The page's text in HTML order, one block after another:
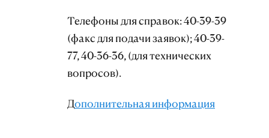
Телефоны для справок: 40-39-39
(факс для подачи заявок); 40-39-
77, 40-36-36, (для технических
вопросов).
Дополнительная информация